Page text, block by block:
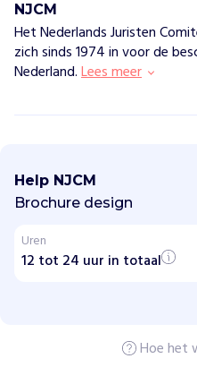
NJCM
Het Nederlands Juristen
zich sinds 1974 in voor de
Nederland.Lees meer
M
o
e
Help NJCM
Brochure design
Uren
12 tot 24 uur in totaal
Hoe het